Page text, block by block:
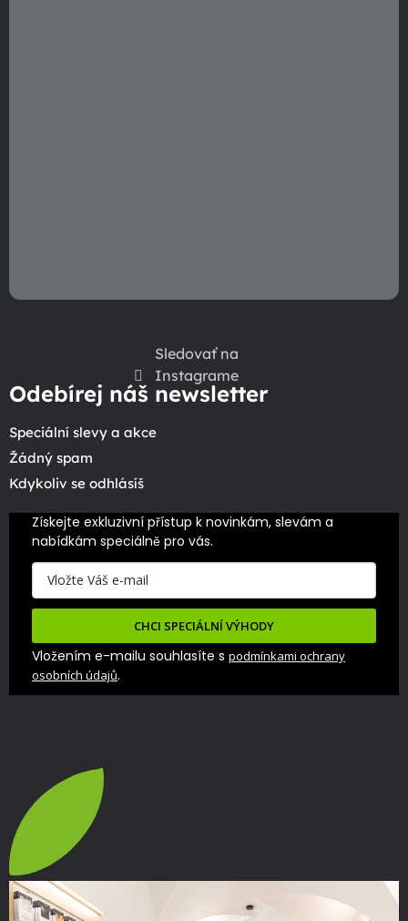
Sledovať na
Instagrame
Odebírej náš newsletter
Speciální slevy a akce
Žádný spam
Kdykoliv se odhlásíš
Získejte exkluzivní přístup k novinkám, slevám a
nabídkám speciálně pro vás.
CHCI SPECIÁLNÍ VÝHODY
Vložením e-mailu souhlasíte s podmínkami ochrany
osobních údajů.